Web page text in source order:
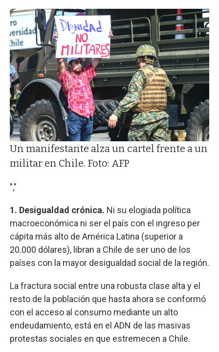
Un manifestante alza un cartel frente a un
militar en Chile. Foto: AFP
","
1. Desigualdad crónica. Ni su elogiada política
macroeconómica ni ser el país con el ingreso per
cápita más alto de América Latina (superior a
20.000 dólares), libran a Chile de ser uno de los
países con la mayor desigualdad social de la región.
La fractura social entre una robusta clase alta y el
resto de la población que hasta ahora se conformó
con el acceso al consumo mediante un alto
endeudamiento, está en el ADN de las masivas
protestas sociales en que estremecen a Chile.